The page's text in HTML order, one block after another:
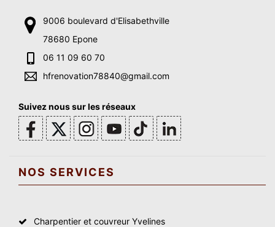
9006 boulevard d'Elisabethville
78680 Epone
06 11 09 60 70
hfrenovation78840@gmail.com
Suivez nous sur les réseaux
NOS SERVICES
Charpentier et couvreur Yvelines